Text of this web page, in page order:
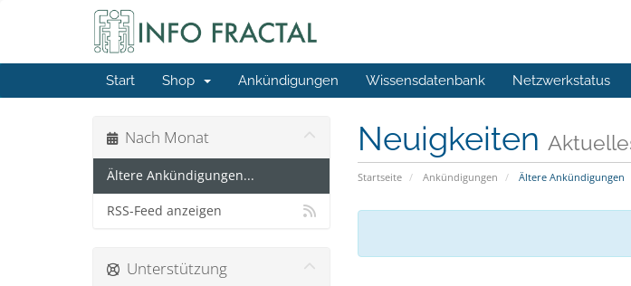
Start Shop Ankündigungen Wissensdatenbank Netzwerkstatus
Neuigkeiten
Startseite Ankündigungen Ältere Ankündigungen
Nach Monat
Ältere Ankündigungen...
RSS-Feed anzeigen
Unterstützung